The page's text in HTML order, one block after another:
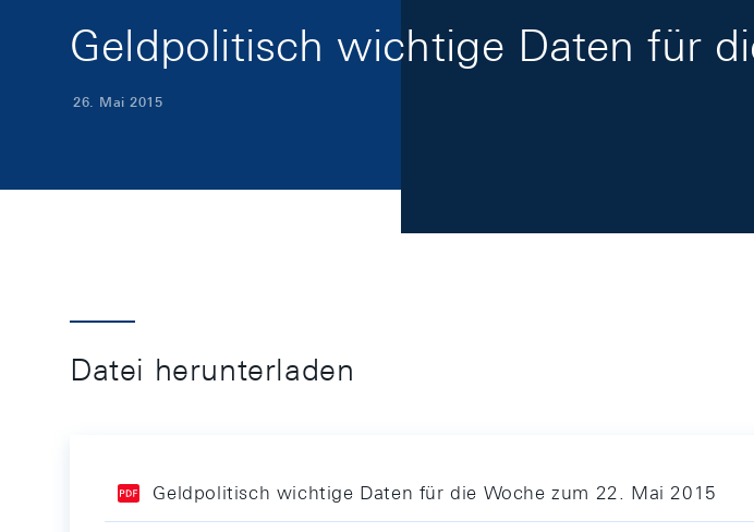
Geldpolitisch wichtige Daten für
26. Mai 2015
Datei herunterladen
Geldpolitisch wichtige Daten für die Woche zum 22. Mai 2015